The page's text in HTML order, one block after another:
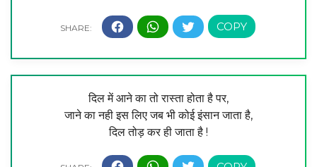
दिल में आने का तो रास्ता होता है पर,
जाने का नही इस लिए जब भी कोई इंसान जाता है,
दिल तोड़ कर ही जाता है !